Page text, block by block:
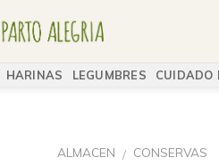
HARINAS LEGUMBRES CUIDADO
ALMACEN / CONSERVAS